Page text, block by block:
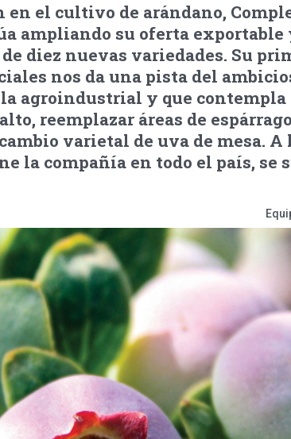
el cultivo de arándano,
ampliando su oferta exportable
diez nuevas variedades. Su
nos da una pista del
agroindustrial y que
reemplazar áreas de
varietal de uva de mesa. A
la compañía en todo el país, se